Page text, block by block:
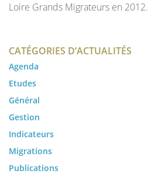
Loire Grands Migrateurs en 2012.
CATÉGORIES D’ACTUALITÉS
Agenda
Etudes
Général
Gestion
Indicateurs
Migrations
Publications